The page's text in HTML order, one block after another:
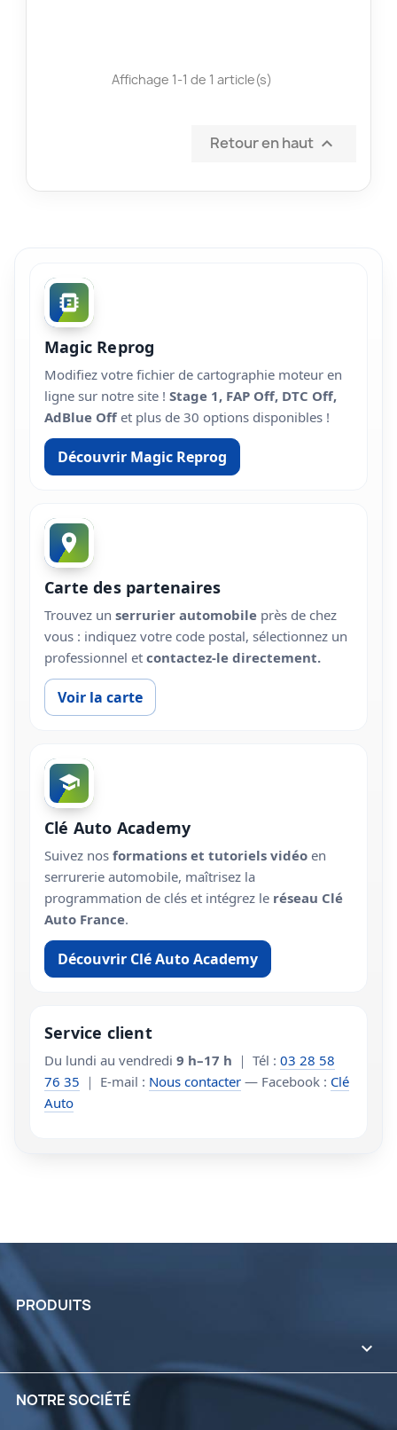
Affichage 1-1 de 1 article(s)
Retour en haut 
Magic Reprog
Modifiez votre fichier de cartographie moteur en
ligne sur notre site ! Stage 1, FAP Off, DTC Off,
AdBlue Off et plus de 30 options disponibles !
Découvrir Magic Reprog
Carte des partenaires
Trouvez un serrurier automobile près de chez
vous : indiquez votre code postal, sélectionnez un
professionnel et contactez-le directement.
Voir la carte
Clé Auto Academy
Suivez nos formations et tutoriels vidéo en
serrurerie automobile, maîtrisez la
programmation de clés et intégrez le réseau Clé
Auto France.
Découvrir Clé Auto Academy
Service client
Du lundi au vendredi 9 h–17 h ｜ Tél : 03 28 58
76 35 ｜ E-mail : Nous contacter — Facebook : Clé
Auto
PRODUITS

NOTRE SOCIÉTÉ